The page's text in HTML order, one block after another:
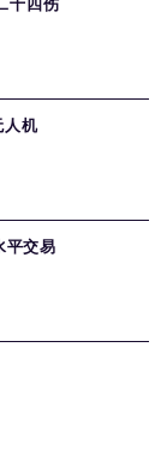
十四伤
人机
平交易